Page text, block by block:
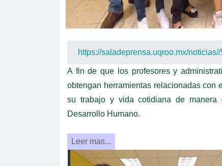
A fin de que los profesores y
obtengan herramientas relacionadas con
su trabajo y vida cotidiana de manera
Desarrollo Humano.
Leer mas...